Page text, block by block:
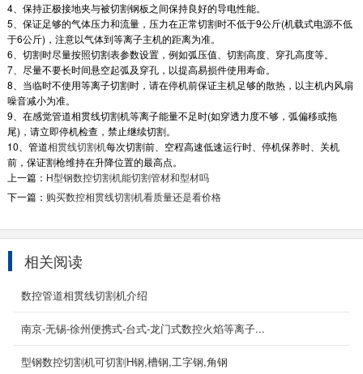
4、保持正极接地夹与被切割钢板之间保持良好的导电性能。
5、保证足够的气体压力和流量，压力在正常切割时不低于9公斤(机载式电源不低
于6公斤)，注意以气体到等离子主机的距离为准。
6、切割时尽量按照切割表参数设置，例如弧压值、切割高度、穿孔高度等。
7、尽量不要长时间悬空起弧及穿孔，以提高易损件使用寿命。
8、当临时不使用等离子切割时，请在停机前保证主机足够的散热，以主机内风扇
噪音减小为准。
9、在感觉管道相贯线切割机等离子能量不足时(如穿透力度不够，弧偏移或拖
尾)，请立即停机检查，禁止继续切割。
10、管道相贯线切割机每次切割前、空程高速低速运行时、停机保养时、关机
前，保证割枪维持在升降位置的最高点。
上一篇： H型钢数控切割机能切割管材和型材吗
下一篇： 购买数控相贯线切割机看质量还是看价格
相关阅读
数控管道相贯线切割机介绍
南京-无锡-徐州便携式-台式-龙门式数控火焰等离子...
型钢数控切割机可切割H钢,槽钢,工字钢,角钢
龙门式管板一体式数控切割机
设备描述： YCLM-GB龙门式板管两用切割机用
于进行圆管的相贯线切割以及钢板的异形加工的